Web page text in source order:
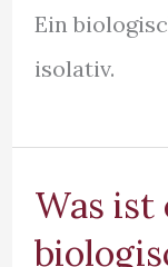
Ein
isolativ.
Was